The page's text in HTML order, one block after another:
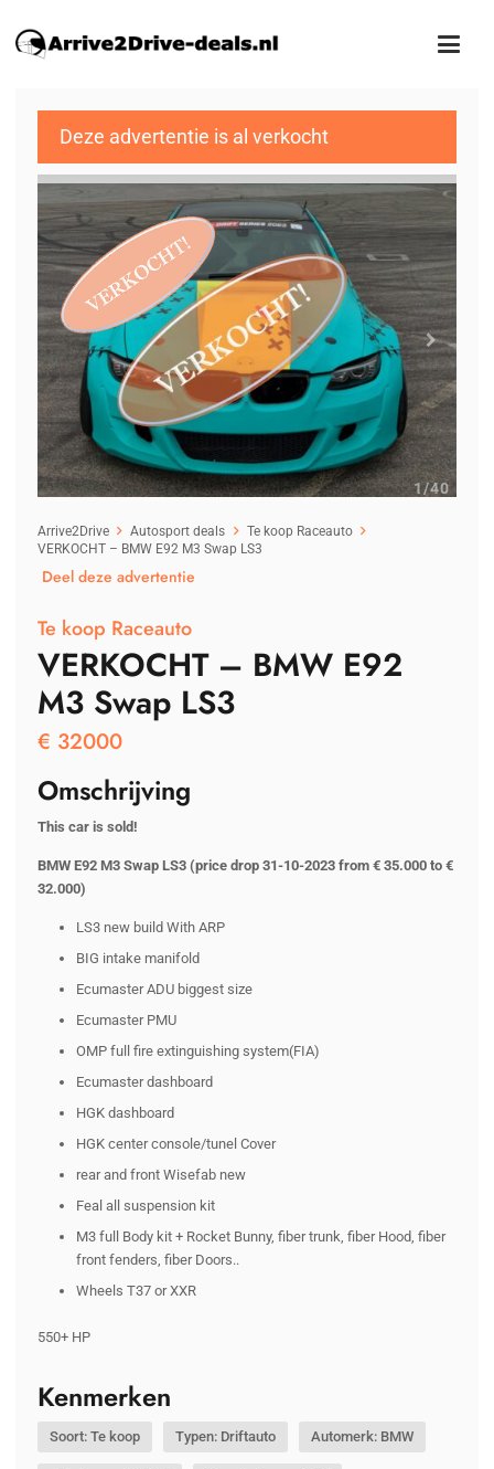
Deze advertentie is al verkocht
1/40
Arrive2Drive Autosport deals
Te koop Raceauto
VERKOCHT – BMW E92 M3 Swap LS3
Deel deze advertentie
Te koop Raceauto
VERKOCHT – BMW E92
M3 Swap LS3
€ 32000
Omschrijving
This car is sold!
BMW E92 M3 Swap LS3 (price drop 31-10-2023 from € 35.000 to €
32.000)
LS3 new build With ARP
BIG intake manifold
Ecumaster ADU biggest size
Ecumaster PMU
OMP full fire extinguishing system(FIA)
Ecumaster dashboard
HGK dashboard
HGK center console/tunel Cover
rear and front Wisefab new
Feal all suspension kit
M3 full Body kit + Rocket Bunny, fiber trunk, fiber Hood, fiber
front fenders, fiber Doors..
Wheels T37 or XXR
550+ HP
Kenmerken
Soort: Te koop Typen: Driftauto Automerk: BMW